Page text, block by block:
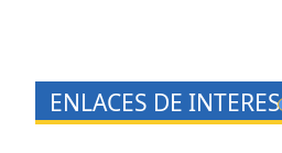
ENLACES DE INTERES